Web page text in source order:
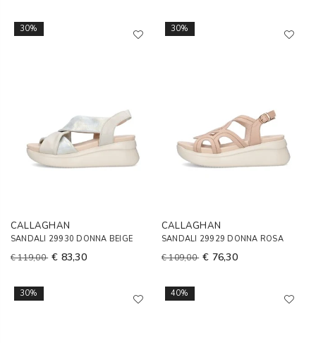
30%
CALLAGHAN
SANDALI 29930 DONNA BEIGE
€ 119,00 € 83,30
30%
CALLAGHAN
SANDALI 29929 DONNA ROSA
€ 109,00 € 76,30
30% 40%